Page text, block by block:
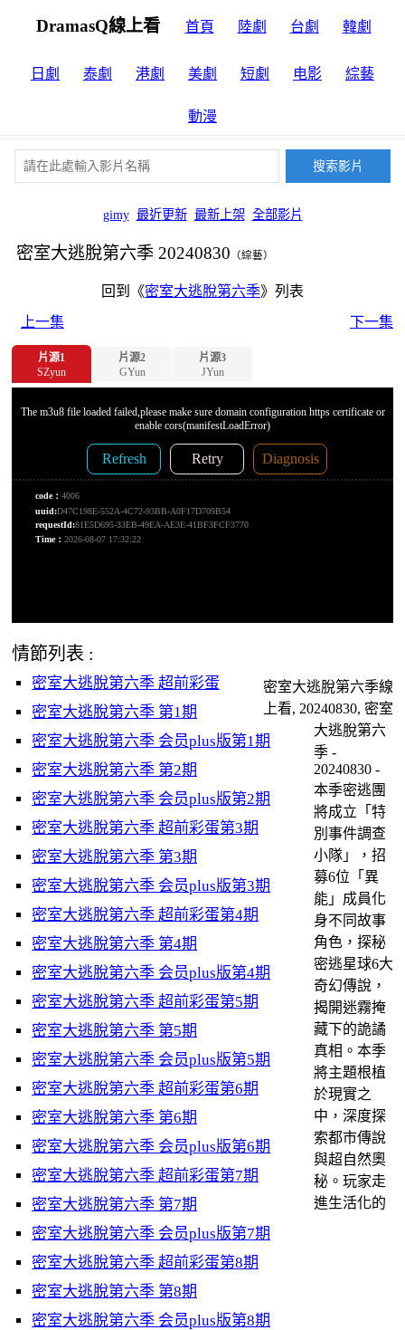
DramasQ線上看 首頁 陸劇 台劇 韓劇
日劇 泰劇 港劇 美劇 短劇 电影 綜藝
動漫
gimy 最近更新 最新上架 全部影片
密室大逃脫第六季 20240830 （綜藝）
回到《密室大逃脫第六季》列表
上一集
下一集
片源1
SZyun
片源2
GYun
片源3
JYun
情節列表 :
密室大逃脫第六季 超前彩蛋
密室大逃脫第六季 第1期
密室大逃脫第六季 会员plus版第1期
密室大逃脫第六季 第2期
密室大逃脫第六季 会员plus版第2期
密室大逃脫第六季 超前彩蛋第3期
密室大逃脫第六季 第3期
密室大逃脫第六季 会员plus版第3期
密室大逃脫第六季 超前彩蛋第4期
密室大逃脫第六季 第4期
密室大逃脫第六季 会员plus版第4期
密室大逃脫第六季 超前彩蛋第5期
密室大逃脫第六季 第5期
密室大逃脫第六季 会员plus版第5期
密室大逃脫第六季 超前彩蛋第6期
密室大逃脫第六季 第6期
密室大逃脫第六季 会员plus版第6期
密室大逃脫第六季 超前彩蛋第7期
密室大逃脫第六季 第7期
密室大逃脫第六季 会员plus版第7期
密室大逃脫第六季 超前彩蛋第8期
密室大逃脫第六季 第8期
密室大逃脫第六季 会员plus版第8期
密室大逃脫第六季線
上看, 20240830, 密室
大逃脫第六
季 -
20240830 -
本季密逃團
將成立「特
別事件調查
小隊」，招
募6位「異
能」成員化
身不同故事
角色，探秘
密逃星球6大
奇幻傳說，
揭開迷霧掩
藏下的詭譎
真相。本季
將主題根植
於現實之
中，深度探
索都市傳說
與超自然奧
秘。玩家走
進生活化的